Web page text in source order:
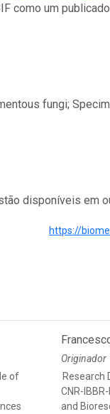
como um
fungi;
disponíveis em
https://
of
Originador
Research
CNR-
and